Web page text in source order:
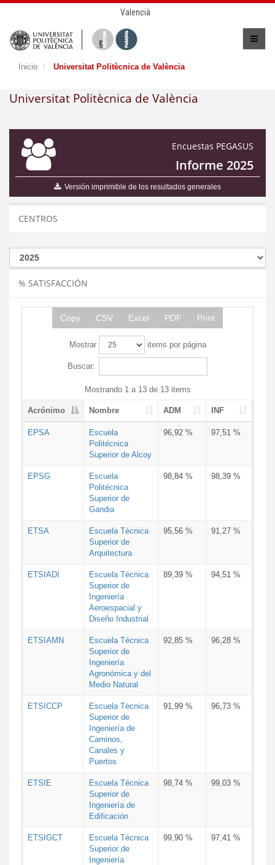
Valencià
Inicio Universitat Politècnica de València
Universitat Politècnica de València
Encuestas PEGASUS
Informe 2025
Versión imprimible de los resultados generales
CENTROS
% SATISFACCIÓN
Copy CSV Excel PDF Print
Mostrar items por página
Buscar:
Mostrando 1 a 13 de 13 items
Acrónimo Nombre ADM INF
EPSA
Escuela
Politécnica
Superior de Alcoy
96,92 % 97,51 %
EPSG
Escuela
Politécnica
Superior de
Gandia
98,84 % 98,39 %
ETSA
Escuela Técnica
Superior de
Arquitectura
95,56 % 91,27 %
ETSIADI
Escuela Técnica
Superior de
Ingeniería
Aeroespacial y
Diseño Industrial
89,39 % 94,51 %
ETSIAMN
Escuela Técnica
Superior de
Ingeniería
Agronómica y del
Medio Natural
92,85 % 96,28 %
ETSICCP
Escuela Técnica
Superior de
Ingeniería de
Caminos,
Canales y
Puertos
91,99 % 96,73 %
ETSIE
Escuela Técnica
Superior de
Ingeniería de
Edificación
98,74 % 99,03 %
ETSIGCT
Escuela Técnica
Superior de
Ingeniería
99,90 % 97,41 %